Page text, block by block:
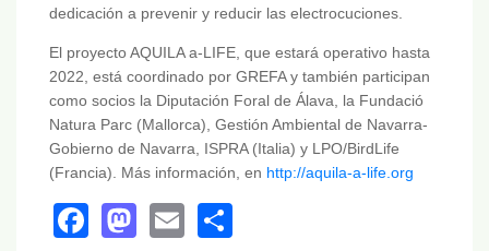
dedicación a prevenir y reducir las electrocuciones.
El proyecto AQUILA a-LIFE, que estará operativo hasta
2022, está coordinado por GREFA y también participan
como socios la Diputación Foral de Álava, la Fundació
Natura Parc (Mallorca), Gestión Ambiental de Navarra-
Gobierno de Navarra, ISPRA (Italia) y LPO/BirdLife
(Francia). Más información, en http://aquila-a-life.org
Facebook
Mastodon
Email